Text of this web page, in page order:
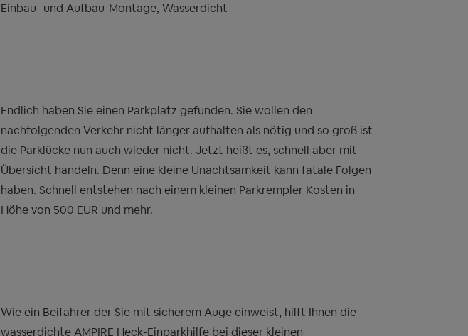
Einbau- und Aufbau-Montage, Wasserdicht
Endlich haben Sie einen Parkplatz gefunden. Sie wollen den
nachfolgenden Verkehr nicht länger aufhalten als nötig und so groß ist
die Parklücke nun auch wieder nicht. Jetzt heißt es, schnell aber mit
Übersicht handeln. Denn eine kleine Unachtsamkeit kann fatale Folgen
haben. Schnell entstehen nach einem kleinen Parkrempler Kosten in
Höhe von 500 EUR und mehr.
Wie ein Beifahrer der Sie mit sicherem Auge einweist, hilft Ihnen die
wasserdichte AMPIRE Heck-Einparkhilfe bei dieser kleinen